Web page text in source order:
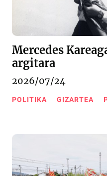
Mercedes
argitara
2026/07/24
POLITIKA GIZARTEA